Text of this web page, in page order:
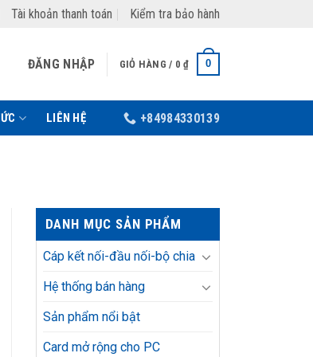
Tài khoản thanh toán Kiểm tra bảo hành
ĐĂNG NHẬP GIỎ HÀNG / 0₫ 0
LIÊN HỆ +84984330139
DANH MỤC SẢN PHẨM
Cáp kết nối-đầu nối-bộ chia
Hệ thống bán hàng
Sản phẩm nổi bật
Card mở rộng cho PC